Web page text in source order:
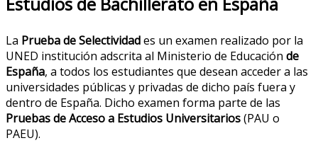
La Prueba de Selectividades un examen realizado por la
UNED institución adscrita al Ministerio de Educación de
España, a todos los estudiantes que desean acceder a las
universidades públicas y privadas de dicho país fuera y
dentro de España. Dicho examen forma parte de las
Pruebas de Acceso a Estudios Universitarios(PAU o
PAEU).